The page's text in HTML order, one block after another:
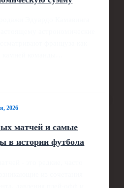
2026
матчей и самые
в истории футбола